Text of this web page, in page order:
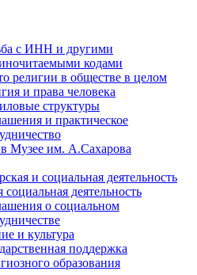
с ИНН и другими
кодами
религии в обществе в целом
и права человека
структуры
и практическое
Музее им. А.Сахарова
и социальная деятельность
социальная деятельность
о социальном
и культура
поддержка
образования